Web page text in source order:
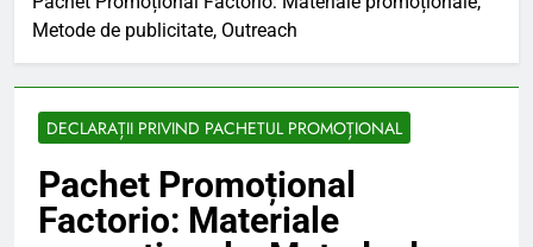
Metode de publicitate, Outreach
DECLARAȚII PRIVIND PACHETUL PROMOȚIONAL
Pachet Promoțional
Factorio: Materiale